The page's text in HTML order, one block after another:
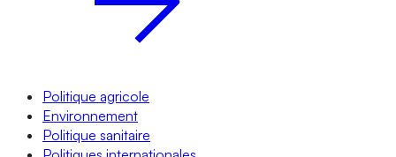
Politique agricole
Environnement
Politique sanitaire